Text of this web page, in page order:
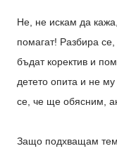
Не, не искам да
помагат! Разбира
бъдат коректив и
детето опита и не
се, че ще обясним,
Защо подхващам